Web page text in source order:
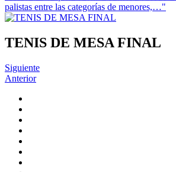
palistas entre las categorías de menores,…"
TENIS DE MESA FINAL
Siguiente
Anterior